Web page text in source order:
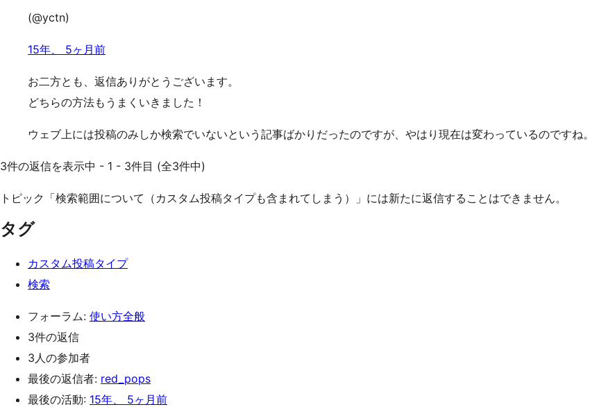
(@yctn)
15年、 5ヶ月前
お二方とも、返信ありがとうございます。
どちらの方法もうまくいきました！
ウェブ上には投稿のみしか検索でいないという記事ばかりだったのですが、やはり現在は変わっているのですね。
3件の返信を表示中 - 1 - 3件目 (全3件中)
トピック「検索範囲について（カスタム投稿タイプも含まれてしまう）」には新たに返信することはできません。
タグ
カスタム投稿タイプ
検索
フォーラム: 使い方全般
3件の返信
3人の参加者
最後の返信者: red_pops
最後の活動: 15年、 5ヶ月前